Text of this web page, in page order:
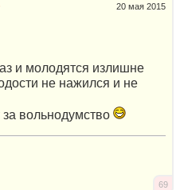
20 мая 2015
и молодятся излишне
не нажился и не
вольнодумство
69